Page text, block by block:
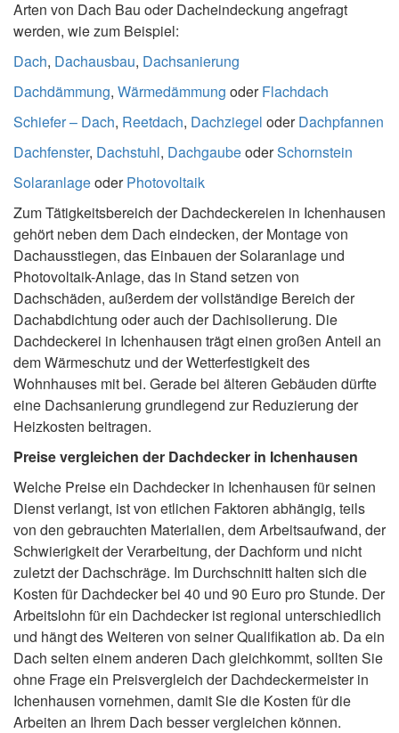
Arten von Dach Bau oder Dacheindeckung angefragt
werden, wie zum Beispiel:
Dach, Dachausbau, Dachsanierung
Dachdämmung, Wärmedämmung oderFlachdach
Schiefer – Dach, Reetdach, Dachziegel oderDachpfannen
Dachfenster, Dachstuhl, DachgaubeoderSchornstein
SolaranlageoderPhotovoltaik
Zum Tätigkeitsbereich der Dachdeckereien in Ichenhausen
gehört neben dem Dach eindecken, der Montage von
Dachausstiegen, das Einbauen der Solaranlage und
Photovoltaik-Anlage, das in Stand setzen von
Dachschäden, außerdem der vollständige Bereich der
Dachabdichtung oder auch der Dachisolierung. Die
Dachdeckerei in Ichenhausen trägt einen großen Anteil an
dem Wärmeschutz und der Wetterfestigkeit des
Wohnhauses mit bei. Gerade bei älteren Gebäuden dürfte
eine Dachsanierung grundlegend zur Reduzierung der
Heizkosten beitragen.
Preise vergleichen der Dachdecker in Ichenhausen
Welche Preise ein Dachdecker in Ichenhausen für seinen
Dienst verlangt, ist von etlichen Faktoren abhängig, teils
von den gebrauchten Materialien, dem Arbeitsaufwand, der
Schwierigkeit der Verarbeitung, der Dachform und nicht
zuletzt der Dachschräge. Im Durchschnitt halten sich die
Kosten für Dachdecker bei 40 und 90 Euro pro Stunde. Der
Arbeitslohn für ein Dachdecker ist regional unterschiedlich
und hängt des Weiteren von seiner Qualifikation ab. Da ein
Dach selten einem anderen Dach gleichkommt, sollten Sie
ohne Frage ein Preisvergleich der Dachdeckermeister in
Ichenhausen vornehmen, damit Sie die Kosten für die
Arbeiten an Ihrem Dach besser vergleichen können.